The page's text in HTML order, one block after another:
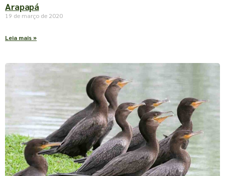
Arapapá
19 de março de 2020
Leia mais »